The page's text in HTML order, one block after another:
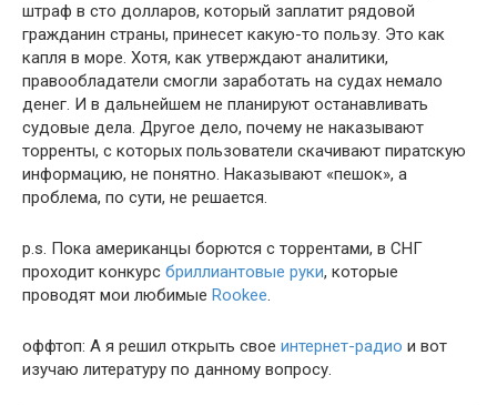
штраф в сто долларов, который заплатит рядовой
гражданин страны, принесет какую-то пользу. Это как
капля в море. Хотя, как утверждают аналитики,
правообладатели смогли заработать на судах немало
денег. И в дальнейшем не планируют останавливать
судовые дела. Другое дело, почему не наказывают
торренты, с которых пользователи скачивают пиратскую
информацию, не понятно. Наказывают «пешок», а
проблема, по сути, не решается.
p.s. Пока американцы борются с торрентами, в СНГ
проходит конкурс бриллиантовые руки, которые
проводят мои любимые Rookee.
оффтоп: А я решил открыть свое интернет-радио и вот
изучаю литературу по данному вопросу.